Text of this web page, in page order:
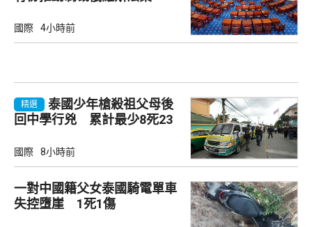
國際 4小時前
精選
泰國少年槍殺祖父母後
回中學行兇 累計最少8死23
國際 8小時前
一對中國籍父女泰國騎電單車
失控墮崖 1死1傷